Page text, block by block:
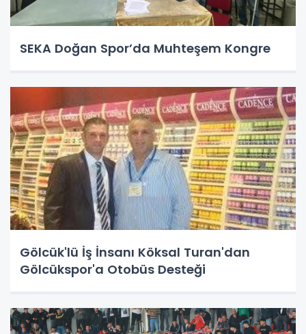
SEKA Doğan Spor’da Muhteşem Kongre
Gölcük'lü İş İnsanı Köksal Turan'dan
Gölcükspor'a Otobüs Desteği